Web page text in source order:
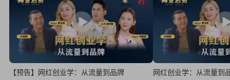
【预告】网红创业学：从流量到品牌 网红创业学：从流量到